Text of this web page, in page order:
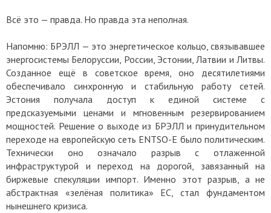
Всё это — правда. Но правда эта неполная.
Напомню: БРЭЛЛ — это энергетическое кольцо, связывавшее
энергосистемы Белоруссии, России, Эстонии, Латвии и Литвы.
Созданное ещё в советское время, оно десятилетиями
обеспечивало синхронную и стабильную работу сетей.
Эстония получала доступ к единой системе с
предсказуемыми ценами и мгновенным резервированием
мощностей. Решение о выходе из БРЭЛЛ и принудительном
переходе на европейскую сеть ENTSO-E было политическим.
Технически оно означало разрыв с отлаженной
инфраструктурой и переход на дорогой, завязанный на
биржевые спекуляции импорт. Именно этот разрыв, а не
абстрактная «зелёная политика» ЕС, стал фундаментом
нынешнего кризиса.